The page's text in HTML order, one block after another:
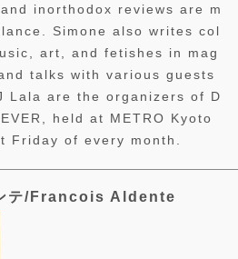
inorthodox reviews are m
Simone also writes col
art, and fetishes in mag
talks with various guests
Lala are the organizers of D
held at METRO Kyoto
Friday of every month.
テ/Francois Aldente